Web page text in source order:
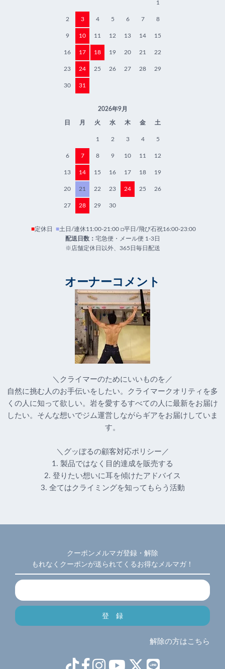
1
2 3 4 5 6 7 8
9 10 11 12 13 14 15
16 17 18 19 20 21 22
23 24 25 26 27 28 29
30 31
2026年9月
日 月 火 水 木 金 土
1 2 3 4 5
6 7 8 9 10 11 12
13 14 15 16 17 18 19
20 21 22 23 24 25 26
27 28 29 30
■定休日 ■土日/連休11:00-21:00 □平日/飛び石祝16:00-23:00
配送日数： 宅急便・メール便 1-3日
※店舗定休日以外、365日毎日配送
オーナーコメント
＼クライマーのためにいいものを／
自然に挑む人のお手伝いをしたい。クライマークオリティを多
くの人に知って欲しい。岩を愛するすべての人に最新をお届け
したい。そんな想いでジム運営しながらギアをお届けしていま
す。
＼グッぼるの顧客対応ポリシー／
1. 製品ではなく目的達成を販売する
2. 登りたい想いに耳を傾けたアドバイス
3. 全てはクライミングを知ってもらう活動
クーポンメルマガ登録・解除
もれなくクーポンが送られてくるお得なメルマガ！
解除の方はこちら